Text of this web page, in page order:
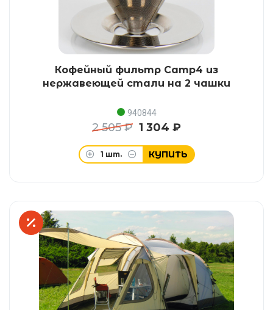
Кофейный фильтр Camp4 из
нержавеющей стали на 2 чашки
940844
2 505 ₽ 1 304 ₽
1 шт. КУПИТЬ